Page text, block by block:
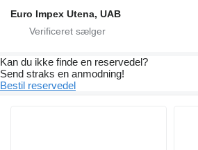
Euro Impex Utena, UAB
Kan du ikke finde en reservedel?
Send straks en anmodning!
Bestil reservedel